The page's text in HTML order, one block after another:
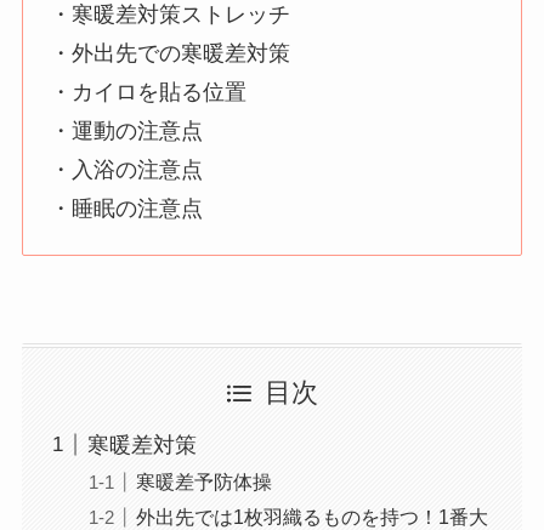
・寒暖差対策ストレッチ
・外出先での寒暖差対策
・カイロを貼る位置
・運動の注意点
・入浴の注意点
・睡眠の注意点
目次
寒暖差対策
寒暖差予防体操
外出先では1枚羽織るものを持つ！1番大